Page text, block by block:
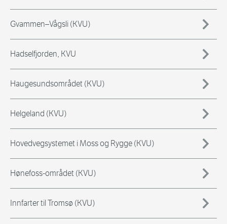
Gvammen–Vågsli (KVU)
Hadselfjorden, KVU
Haugesundsområdet (KVU)
Helgeland (KVU)
Hovedvegsystemet i Moss og Rygge (KVU)
Hønefoss-området (KVU)
Innfarter til Tromsø (KVU)